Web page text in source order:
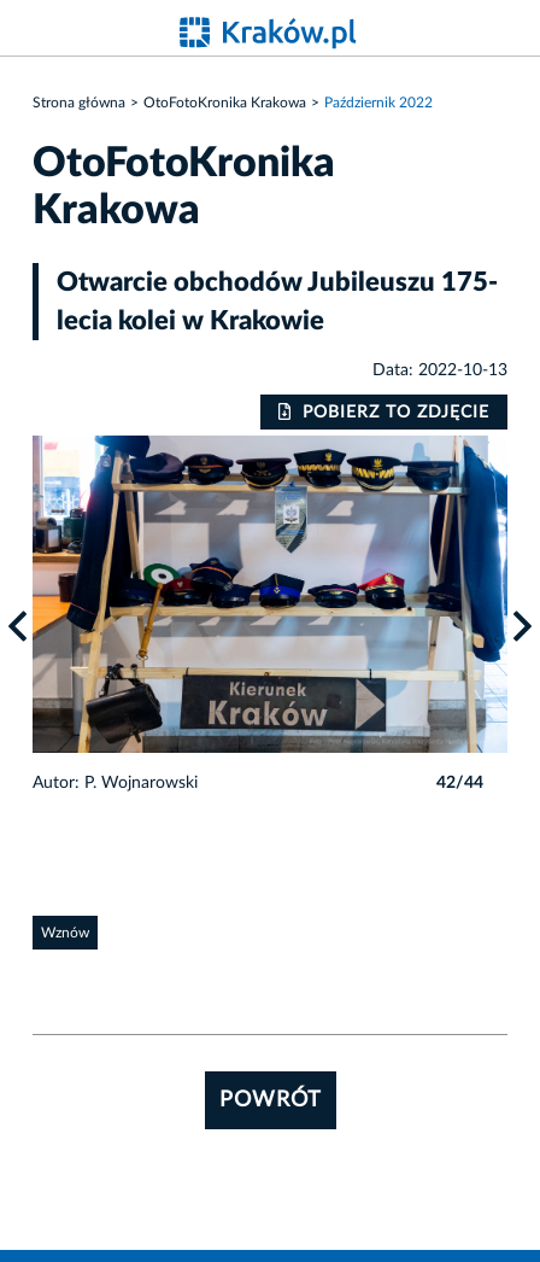
Strona główna OtoFotoKronika Krakowa Październik 2022
OtoFotoKronika
Krakowa
Otwarcie obchodów Jubileuszu 175-
lecia kolei w Krakowie
Data: 2022-10-13
POBIERZ TO ZDJĘCIE
Autor: P. Wojnarowski 42/44
Wznów
POWRÓT